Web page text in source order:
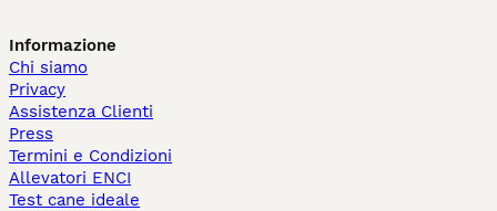
Informazione
Chi siamo
Privacy
Assistenza Clienti
Press
Termini e Condizioni
Allevatori ENCI
Test cane ideale